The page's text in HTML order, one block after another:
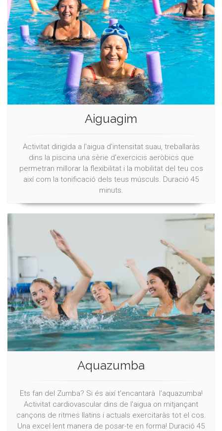
Aiguagim
Activitat dirigida a l'aigua d'intensitat suau, treballaràs
dins la piscina una sèrie d'exercicis aeròbics que
permetran millorar la flexibilitat i la mobilitat del teu cos
així com la tonificació dels teus músculs. Duració 45
minuts.
Aquazumba
Ets fan del Zumba? Si és així t'encantarà l'aquazumba!
Activitat cardiovascular dins de l'aigua on mitjançant
cançons de ritmes llatins i actuals exercitaràs tot el cos.
Una excel·lent manera de posar-te en forma! Duració 45